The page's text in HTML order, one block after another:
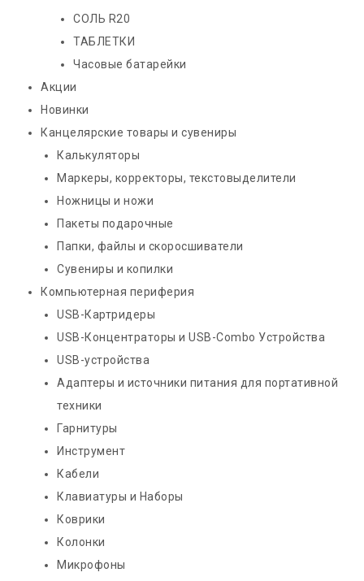
СОЛЬ R20
ТАБЛЕТКИ
Часовые батарейки
Акции
Новинки
Канцелярские товары и сувениры
Калькуляторы
Маркеры, корректоры, текстовыделители
Ножницы и ножи
Пакеты подарочные
Папки, файлы и скоросшиватели
Сувениры и копилки
Компьютерная периферия
USB-Картридеры
USB-Концентраторы и USB-Combo Устройства
USB-устройства
Адаптеры и источники питания для портативной
техники
Гарнитуры
Инструмент
Кабели
Клавиатуры и Наборы
Коврики
Колонки
Микрофоны